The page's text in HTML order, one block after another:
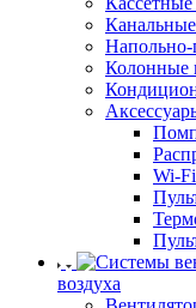
Колонные
Wi-
воздуха